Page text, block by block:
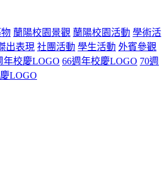
蘭陽校園景觀 蘭陽校園活動 學術活
出表現 社團活動 學生活動 外賓參觀
年校慶LOGO 66週年校慶LOGO 70週
LOGO